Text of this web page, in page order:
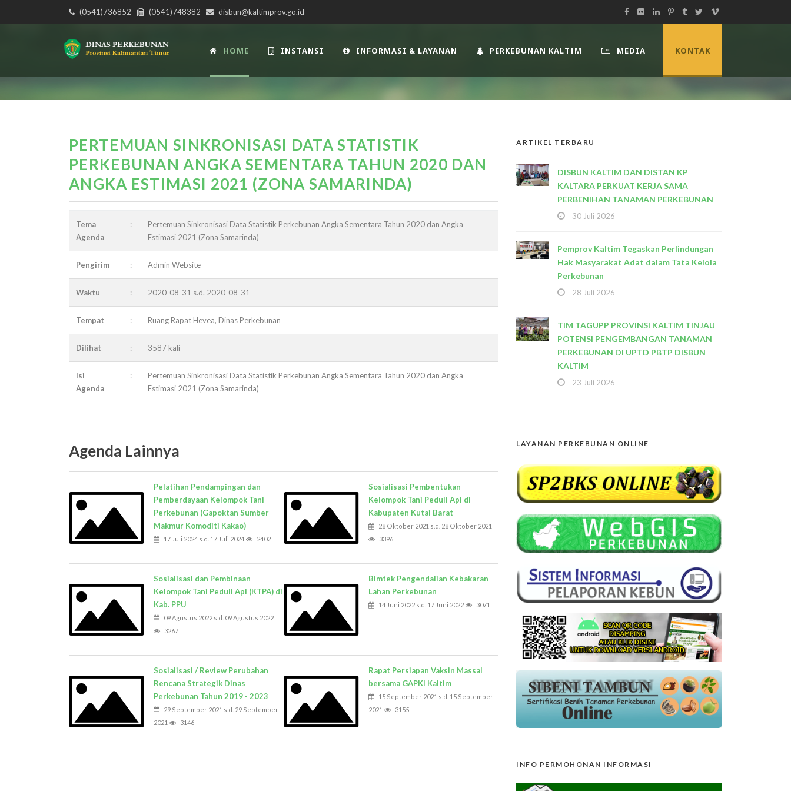
(0541)736852 (0541)748382 disbun@kaltimprov.go.id
HOME INSTANSI INFORMASI & LAYANAN PERKEBUNAN KALTIM MEDIA KONTAK
PERTEMUAN SINKRONISASI DATA STATISTIK
PERKEBUNAN ANGKA SEMENTARA TAHUN 2020 DAN
ANGKA ESTIMASI 2021 (ZONA SAMARINDA)
Tema
Agenda
:
Pertemuan Sinkronisasi Data Statistik Perkebunan Angka Sementara Tahun 2020 dan Angka
Estimasi 2021 (Zona Samarinda)
Pengirim : Admin Website
Waktu : 2020-08-31 s.d. 2020-08-31
Tempat : Ruang Rapat Hevea, Dinas Perkebunan
Dilihat : 3587 kali
Isi
Agenda
:
Pertemuan Sinkronisasi Data Statistik Perkebunan Angka Sementara Tahun 2020 dan Angka
Estimasi 2021 (Zona Samarinda)
Agenda Lainnya
Pelatihan Pendampingan dan
Pemberdayaan Kelompok Tani
Perkebunan (Gapoktan Sumber
Makmur Komoditi Kakao)
17 Juli 2024 s.d. 17 Juli 2024 2402
Sosialisasi dan Pembinaan
Kelompok Tani Peduli Api (KTPA) di
Kab. PPU
09 Agustus 2022 s.d. 09 Agustus 2022
3267
Sosialisasi / Review Perubahan
Rencana Strategik Dinas
Perkebunan Tahun 2019 - 2023
29 September 2021 s.d. 29 September
2021
3146
Sosialisasi Pembentukan
Kelompok Tani Peduli Api di
Kabupaten Kutai Barat
28 Oktober 2021 s.d. 28 Oktober 2021
3396
Bimtek Pengendalian Kebakaran
Lahan Perkebunan
14 Juni 2022 s.d. 17 Juni 2022 3071
Rapat Persiapan Vaksin Massal
bersama GAPKI Kaltim
15 September 2021 s.d. 15 September
2021
3155
ARTIKEL TERBARU
DISBUN KALTIM DAN DISTAN KP
KALTARA PERKUAT KERJA SAMA
PERBENIHAN TANAMAN PERKEBUNAN
30 Juli 2026
Pemprov Kaltim Tegaskan Perlindungan
Hak Masyarakat Adat dalam Tata Kelola
Perkebunan
28 Juli 2026
TIM TAGUPP PROVINSI KALTIM TINJAU
POTENSI PENGEMBANGAN TANAMAN
PERKEBUNAN DI UPTD PBTP DISBUN
KALTIM
23 Juli 2026
LAYANAN PERKEBUNAN ONLINE
INFO PERMOHONAN INFORMASI